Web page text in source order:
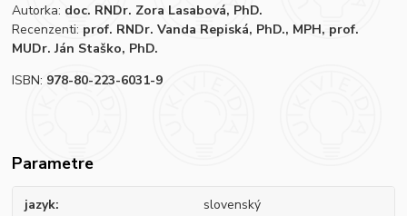
Autorka: doc. RNDr. Zora Lasabová, PhD.
Recenzenti: prof. RNDr. Vanda Repiská, PhD., MPH, prof.
MUDr. Ján Staško, PhD.
ISBN: 978-80-223-6031-9
Parametre
jazyk slovenský